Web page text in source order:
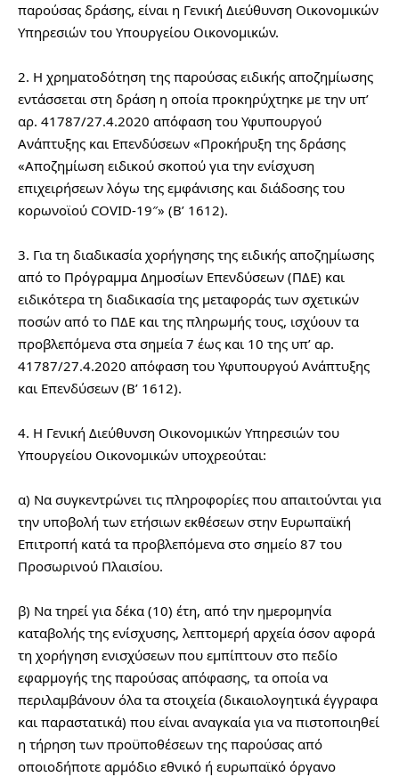
παρούσας δράσης, είναι η Γενική Διεύθυνση Οικονομικών
Υπηρεσιών του Υπουργείου Οικονομικών.
2. H χρηματοδότηση της παρούσας ειδικής αποζημίωσης
εντάσσεται στη δράση η οποία προκηρύχτηκε με την υπ’
αρ. 41787/27.4.2020 απόφαση του Υφυπουργού
Ανάπτυξης και Επενδύσεων «Προκήρυξη της δράσης
«Αποζημίωση ειδικού σκοπού για την ενίσχυση
επιχειρήσεων λόγω της εμφάνισης και διάδοσης του
κορωνοϊού COVID-19″» (Β’ 1612).
3. Για τη διαδικασία χορήγησης της ειδικής αποζημίωσης
από το Πρόγραμμα Δημοσίων Επενδύσεων (ΠΔΕ) και
ειδικότερα τη διαδικασία της μεταφοράς των σχετικών
ποσών από το ΠΔΕ και της πληρωμής τους, ισχύουν τα
προβλεπόμενα στα σημεία 7 έως και 10 της υπ’ αρ.
41787/27.4.2020 απόφαση του Υφυπουργού Ανάπτυξης
και Επενδύσεων (Β’ 1612).
4. Η Γενική Διεύθυνση Οικονομικών Υπηρεσιών του
Υπουργείου Οικονομικών υποχρεούται:
α) Να συγκεντρώνει τις πληροφορίες που απαιτούνται για
την υποβολή των ετήσιων εκθέσεων στην Ευρωπαϊκή
Επιτροπή κατά τα προβλεπόμενα στο σημείο 87 του
Προσωρινού Πλαισίου.
β) Να τηρεί για δέκα (10) έτη, από την ημερομηνία
καταβολής της ενίσχυσης, λεπτομερή αρχεία όσον αφορά
τη χορήγηση ενισχύσεων που εμπίπτουν στο πεδίο
εφαρμογής της παρούσας απόφασης, τα οποία να
περιλαμβάνουν όλα τα στοιχεία (δικαιολογητικά έγγραφα
και παραστατικά) που είναι αναγκαία για να πιστοποιηθεί
η τήρηση των προϋποθέσεων της παρούσας από
οποιοδήποτε αρμόδιο εθνικό ή ευρωπαϊκό όργανο